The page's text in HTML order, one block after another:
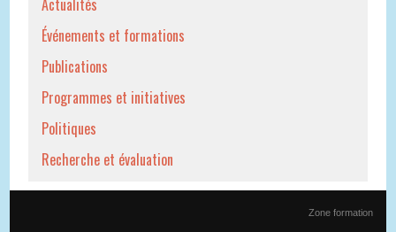
Actualités
Événements et formations
Publications
Programmes et initiatives
Politiques
Recherche et évaluation
Zone formation